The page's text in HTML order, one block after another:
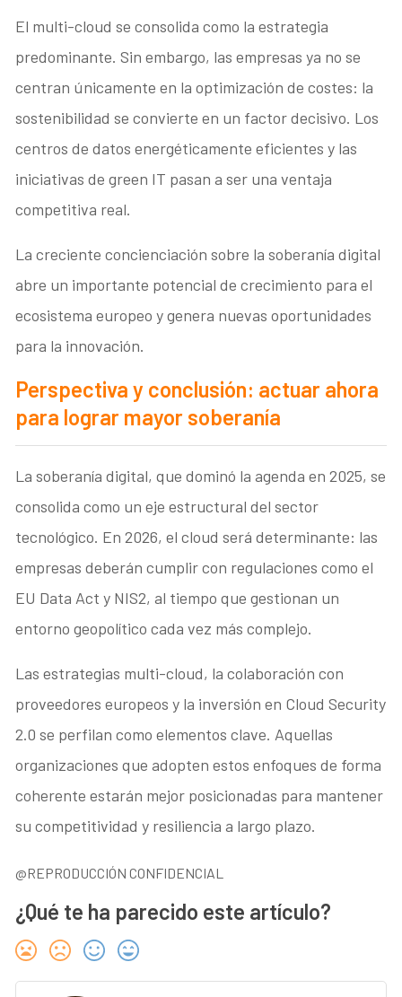
El multi-cloud se consolida como la estrategia
predominante. Sin embargo, las empresas ya no se
centran únicamente en la optimización de costes: la
sostenibilidad se convierte en un factor decisivo. Los
centros de datos energéticamente eficientes y las
iniciativas de green IT pasan a ser una ventaja
competitiva real.
La creciente concienciación sobre la soberanía digital
abre un importante potencial de crecimiento para el
ecosistema europeo y genera nuevas oportunidades
para la innovación.
Perspectiva y conclusión: actuar ahora
para lograr mayor soberanía
La soberanía digital, que dominó la agenda en 2025, se
consolida como un eje estructural del sector
tecnológico. En 2026, el cloud será determinante: las
empresas deberán cumplir con regulaciones como el
EU Data Act y NIS2, al tiempo que gestionan un
entorno geopolítico cada vez más complejo.
Las estrategias multi-cloud, la colaboración con
proveedores europeos y la inversión en Cloud Security
2.0 se perfilan como elementos clave. Aquellas
organizaciones que adopten estos enfoques de forma
coherente estarán mejor posicionadas para mantener
su competitividad y resiliencia a largo plazo.
@REPRODUCCIÓN CONFIDENCIAL
¿Qué te ha parecido este artículo?